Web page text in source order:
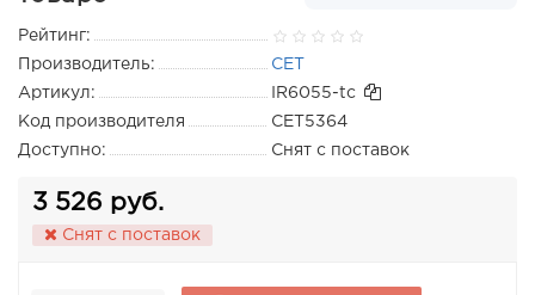
Рейтинг:
Производитель:
CET
Артикул:
IR6055-tc
Код производителя
CET5364
Доступно:
Снят с поставок
3 526 руб.
Снят с поставок